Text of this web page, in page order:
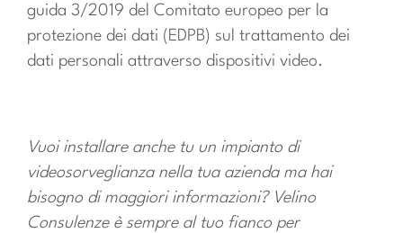
guida 3/2019 del Comitato europeo per la
protezione dei dati (EDPB) sul trattamento dei
dati personali attraverso dispositivi video.
Vuoi installare anche tu un impianto di
videosorveglianza nella tua azienda ma hai
bisogno di maggiori informazioni? Velino
Consulenze è sempre al tuo fianco per